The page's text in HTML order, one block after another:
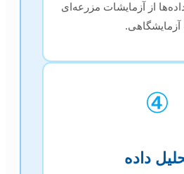
از آزمایشات مزرعه‌ای
آزمایشگاهی.
④
داده